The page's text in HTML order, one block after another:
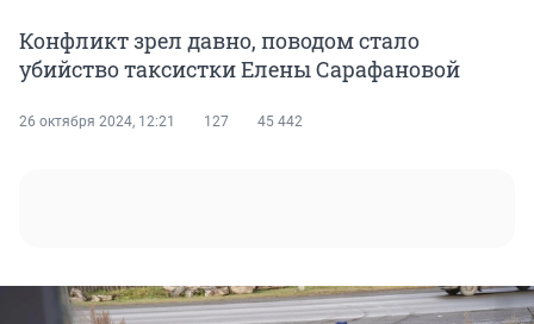
Конфликт зрел давно, поводом стало
убийство таксистки Елены Сарафановой
26 октября 2024, 12:21 127 45 442